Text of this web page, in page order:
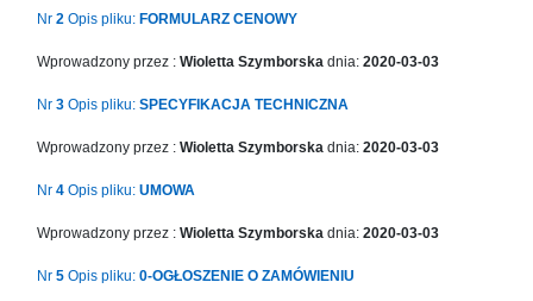
Atakan
Docs:
category-
wp-
Active
Nr 2 Opis pliku: FORMULARZ CENOWY
Wprowadzony przez : Wioletta Szymborska dnia: 2020-03-03
Nr 3 Opis pliku: SPECYFIKACJA TECHNICZNA
Wprowadzony przez : Wioletta Szymborska dnia: 2020-03-03
Nr 4 Opis pliku: UMOWA
Wprowadzony przez : Wioletta Szymborska dnia: 2020-03-03
Nr 5 Opis pliku: 0-OGŁOSZENIE O ZAMÓWIENIU